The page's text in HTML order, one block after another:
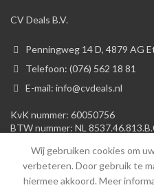
CV Deals B.V.
Penningweg 14 D, 4879 AG
Telefoon: (076) 562 18 81
E-mail: info@cvdeals.nl
KvK nummer: 60050756
BTW nummer: NL
Wij gebruiken cookies om
verbeteren. Door gebruik te
hiermee akkoord. Meer